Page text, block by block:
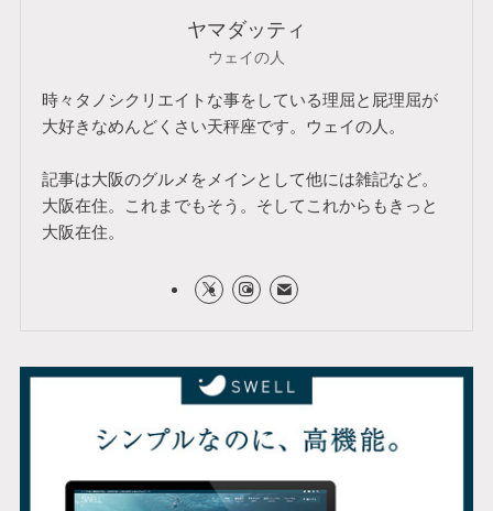
ヤマダッティ
ウェイの人
時々タノシクリエイトな事をしている理屈と屁理屈が
大好きなめんどくさい天秤座です。ウェイの人。
記事は大阪のグルメをメインとして他には雑記など。
大阪在住。これまでもそう。そしてこれからもきっと
大阪在住。